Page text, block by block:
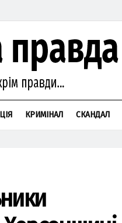
КРИМІНАЛ СКАНДАЛ